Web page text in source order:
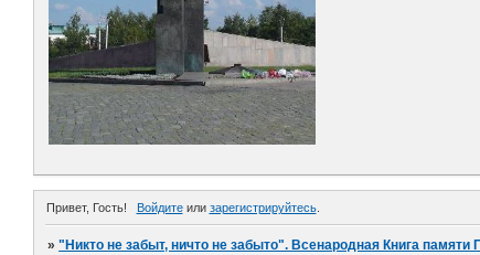
Привет, Гость! Войдитеили зарегистрируйтесь.
»"Никто не забыт, ничто не забыто". Всенародная Книга памяти